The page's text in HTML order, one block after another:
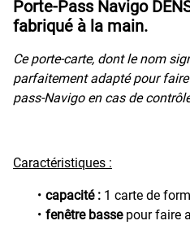
Porte-Pass Navigo
fabriqué à la main.
Ce porte-carte, dont le nom
parfaitement adapté pour
pass-Navigo en cas de
Caractéristiques :
capacité : 1 carte de
fenêtre bassepour faire